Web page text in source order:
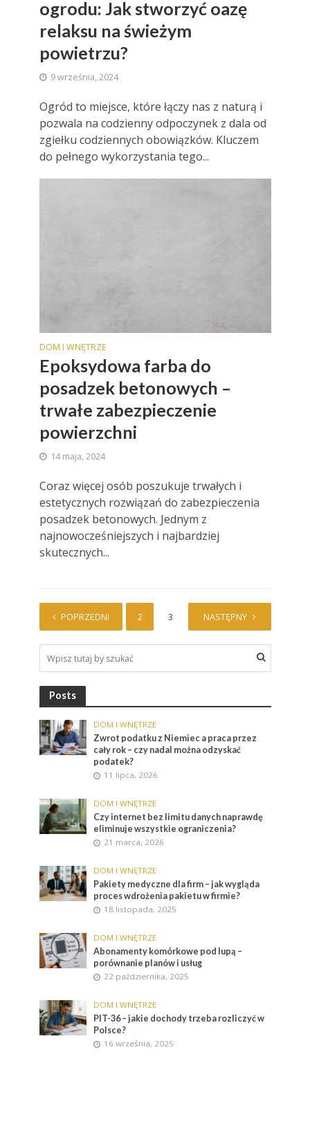
ogrodu: Jak stworzyć oazę
relaksu na świeżym
powietrzu?
9 września, 2024
Ogród to miejsce, które łączy nas z naturą i
pozwala na codzienny odpoczynek z dala od
zgiełku codziennych obowiązków. Kluczem
do pełnego wykorzystania tego...
DOM I WNĘTRZE
Epoksydowa farba do
posadzek betonowych –
trwałe zabezpieczenie
powierzchni
14 maja, 2024
Coraz więcej osób poszukuje trwałych i
estetycznych rozwiązań do zabezpieczenia
posadzek betonowych. Jednym z
najnowocześniejszych i najbardziej
skutecznych...
POPRZEDNI1 2 3 NASTĘPNY
Posts
DOM I WNĘTRZE
Zwrot podatku z Niemiec a praca przez
cały rok – czy nadal można odzyskać
podatek?
11 lipca, 2026
DOM I WNĘTRZE
Czy internet bez limitu danych naprawdę
eliminuje wszystkie ograniczenia?
21 marca, 2026
DOM I WNĘTRZE
Pakiety medyczne dla firm – jak wygląda
proces wdrożenia pakietu w firmie?
18 listopada, 2025
DOM I WNĘTRZE
Abonamenty komórkowe pod lupą –
porównanie planów i usług
22 października, 2025
DOM I WNĘTRZE
PIT-36 – jakie dochody trzeba rozliczyć w
Polsce?
16 września, 2025